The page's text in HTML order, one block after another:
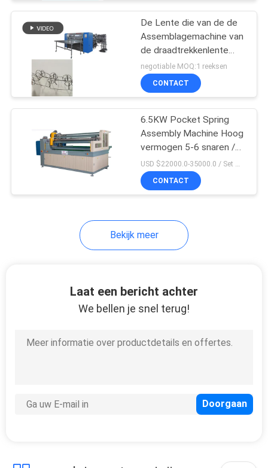
De Lente die van de de
Assemblagemachine van
de draadtrekkenlente
Matras
Productiemachine rolt
negotiable MOQ:1 reeksen
CONTACT
6.5KW Pocket Spring
Assembly Machine Hoog
vermogen 5-6 snaren /
min
USD $22000.0-35000.0 / Set MOQ:1 set
CONTACT
Bekijk meer
Laat een bericht achter
We bellen je snel terug!